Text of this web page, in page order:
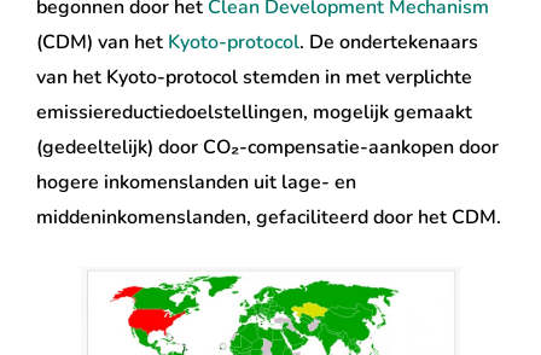
begonnen door het Clean Development Mechanism
(CDM) van het Kyoto-protocol. De ondertekenaars
van het Kyoto-protocol stemden in met verplichte
emissiereductiedoelstellingen, mogelijk gemaakt
(gedeeltelijk) door CO₂-compensatie-aankopen door
hogere inkomenslanden uit lage- en
middeninkomenslanden, gefaciliteerd door het CDM.